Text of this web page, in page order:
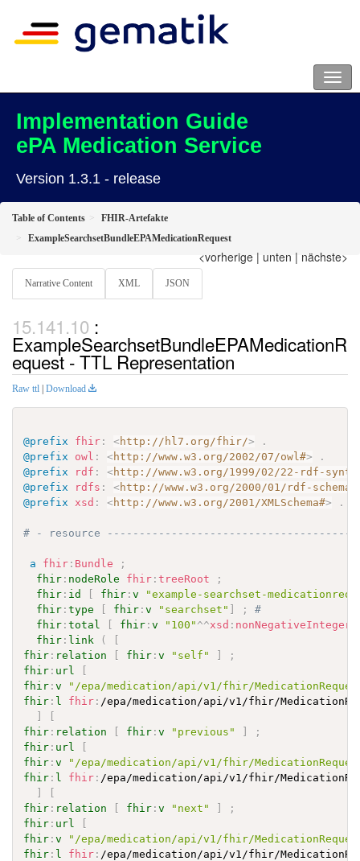
Implementation Guide
ePA Medication Service
Version 1.3.1 - release
Table of Contents
FHIR-Artefakte
ExampleSearchsetBundleEPAMedicationRequest
<vorherige | unten | nächste>
Narrative Content XML JSON
:
ExampleSearchsetBundleEPAMedicationR
equest - TTL Representation
Raw ttl | Download
@prefix fhir : <http://hl7.org/fhir/>
.
@prefix
owl : <http://www.w3.org/2002/07/owl#>
.
@prefix
rdf : <http://www.w3.org/1999/02/22-rdf-
@prefix
rdfs : <http://www.w3.org/2000/01/rdf-schema#
@prefix
xsd : <http://www.w3.org/2001/XMLSchema#> .
# - resource
a fhir : Bundle
;
fhir : nodeRole fhir :treeRoot
;
fhir : id fhir :v
"example-searchset-
fhir :type fhir :v "searchset" ;
#
fhir :total fhir :v "100" ^^xsd : nonNegativeInteger
fhir : link (
fhir : relation fhir :v "self"
;
fhir : url
fhir :v
"/epa/medication/api/v1/fhir/
fhir : l fhir : /epa/medication/api/v1/fhir/
fhir : relation fhir :v "previous"
;
fhir : url
fhir :v
"/epa/medication/api/v1/fhir/
fhir : l fhir : /epa/medication/api/v1/fhir/
fhir : relation fhir :v "next"
;
fhir : url
fhir :v
"/epa/medication/api/v1/fhir/
fhir : l fhir : /epa/medication/api/v1/fhir/